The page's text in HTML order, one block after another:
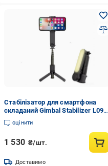
Стабілізатор для смартфона
складаний Gimbal Stabilizer L09 з
триногою та LED-підсвіткою
Чорний (000228)
оцінити
1 530 ₴/шт.
Доставимо